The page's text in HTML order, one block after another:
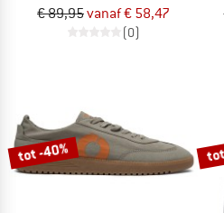
€ 89,95vanaf € 58,47
(0)
tot -40%